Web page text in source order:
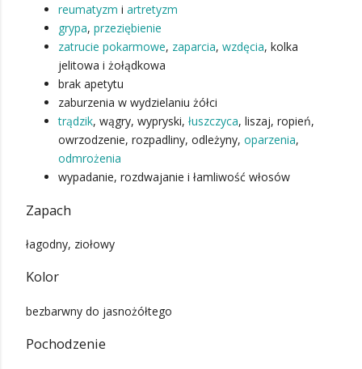
reumatyzm i artretyzm
grypa, przeziębienie
zatrucie pokarmowe, zaparcia, wzdęcia, kolka
jelitowa i żołądkowa
brak apetytu
zaburzenia w wydzielaniu żółci
trądzik, wągry, wypryski, łuszczyca, liszaj, ropień,
owrzodzenie, rozpadliny, odleżyny, oparzenia,
odmrożenia
wypadanie, rozdwajanie i łamliwość włosów
Zapach
łagodny, ziołowy
Kolor
bezbarwny do jasnożółtego
Pochodzenie